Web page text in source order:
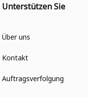
Unterstützen Sie
Über uns
Kontakt
Auftragsverfolgung